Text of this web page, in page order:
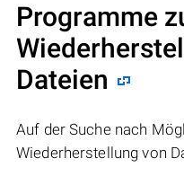
Programme
Dateien
Auf der Suche nach
Wiederherstellung von